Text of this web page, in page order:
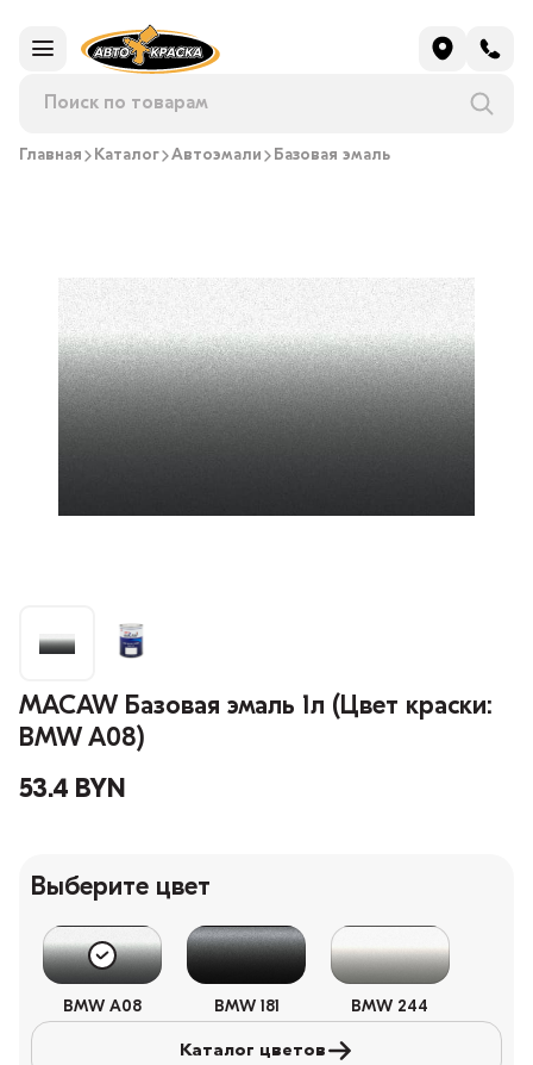
Главная Каталог Автоэмали Базовая эмаль
MACAW Базовая эмаль 1л (Цвет краски:
BMW A08)
53.4 BYN
Выберите цвет
BMW A08 BMW 181 BMW 244
Каталог цветов